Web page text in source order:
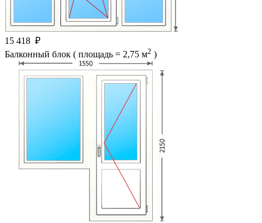
15 418 ₽
Балконный блок ( площадь = 2,75 м2 )